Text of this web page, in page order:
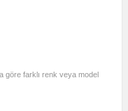
göre farklı renk veya model